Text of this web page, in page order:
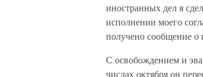
иностранных дел я
исполнении моего
получено сообщение о
С освобождением и
числах октября он